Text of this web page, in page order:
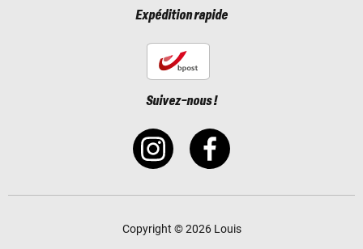
Expédition rapide
Suivez-nous !
Copyright © 2026 Louis